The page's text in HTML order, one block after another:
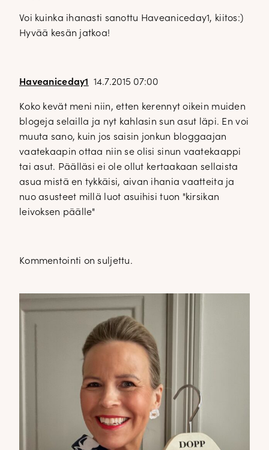
Voi kuinka ihanasti sanottu Haveaniceday1, kiitos:)
Hyvää kesän jatkoa!
Haveaniceday1 14.7.2015 07:00
Koko kevät meni niin, etten kerennyt oikein muiden
blogeja selailla ja nyt kahlasin sun asut läpi. En voi
muuta sano, kuin jos saisin jonkun bloggaajan
vaatekaapin ottaa niin se olisi sinun vaatekaappi
tai asut. Päälläsi ei ole ollut kertaakaan sellaista
asua mistä en tykkäisi, aivan ihania vaatteita ja
nuo asusteet millä luot asuihisi tuon "kirsikan
leivoksen päälle"
Kommentointi on suljettu.